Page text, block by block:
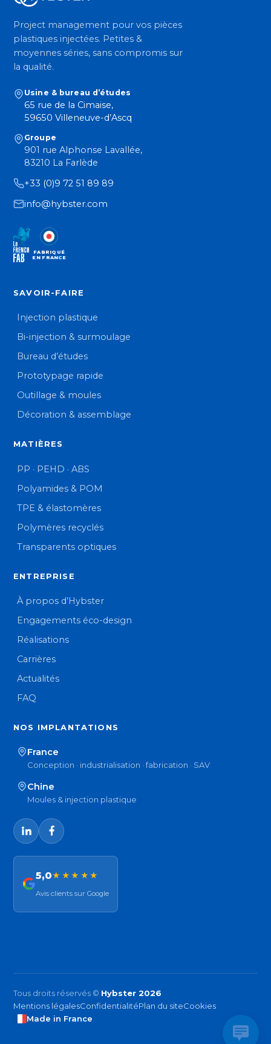
Project management pour vos pièces
plastiques injectées. Petites &
moyennes séries, sans compromis sur
la qualité.
Usine & bureau d’études
65 rue de la Cimaise,
59650 Villeneuve-d’Ascq
Groupe
901 rue Alphonse Lavallée,
83210 La Farlède
+33 (0)9 72 51 89 89
info@hybster.com
FABRIQUÉ
EN FRANCE
SAVOIR-FAIRE
Injection plastique
Bi-injection & surmoulage
Bureau d’études
Prototypage rapide
Outillage & moules
Décoration & assemblage
MATIÈRES
PP · PEHD · ABS
Polyamides & POM
TPE & élastomères
Polymères recyclés
Transparents optiques
ENTREPRISE
À propos d’Hybster
Engagements éco-design
Réalisations
Carrières
Actualités
FAQ
NOS IMPLANTATIONS
France
Conception · industrialisation · fabrication · SAV
Chine
Moules & injection plastique
5,0★★★★★
Avis clients sur Google
Tous droits réservés © Hybster 2026
Mentions légalesConfidentialitéPlan du siteCookies
Made in France